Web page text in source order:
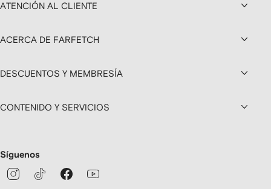
ATENCIÓN AL CLIENTE
ACERCA DE FARFETCH
DESCUENTOS Y MEMBRESÍA
CONTENIDO Y SERVICIOS
Síguenos